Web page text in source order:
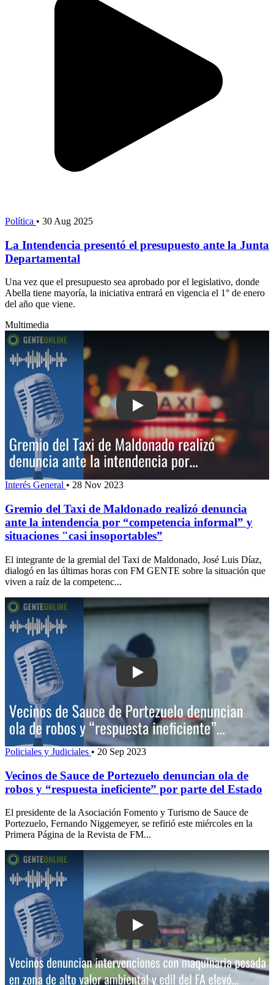
Política • 30 Aug 2025
La Intendencia presentó el presupuesto ante la Junta
Departamental
Una vez que el presupuesto sea aprobado por el legislativo, donde
Abella tiene mayoría, la iniciativa entrará en vigencia el 1° de enero
del año que viene.
Multimedia
Play: Gremio del Taxi de Maldonado
Interés General • 28 Nov 2023
Gremio del Taxi de Maldonado realizó denuncia
ante la intendencia por “competencia informal” y
situaciones "casi insoportables”
El integrante de la gremial del Taxi de Maldonado, José Luis Díaz,
dialogó en las últimas horas con FM GENTE sobre la situación que
viven a raíz de la competenc...
Play: Vecinos de Sauce de
Policiales y Judiciales • 20 Sep 2023
Vecinos de Sauce de Portezuelo denuncian ola de
robos y “respuesta ineficiente” por parte del Estado
El presidente de la Asociación Fomento y Turismo de Sauce de
Portezuelo, Fernando Niggemeyer, se refirió este miércoles en la
Primera Página de la Revista de FM...
Play: Vecinos denuncian